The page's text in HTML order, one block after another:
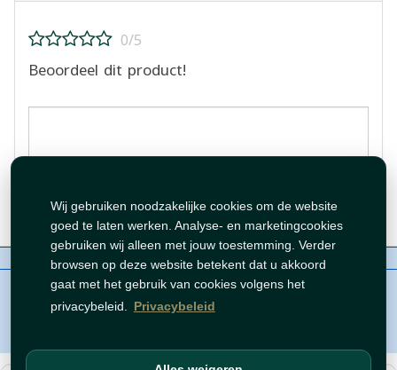
Wij gebruiken noodzakelijke cookies om de website
goed te laten werken. Analyse- en marketingcookies
gebruiken wij alleen met jouw toestemming. Verder
browsen op deze website betekent dat u akkoord
gaat met het gebruik van cookies volgens het
privacybeleid. Privacybeleid
0/5
Beoordeel dit product!
Beoordeling plaatsen
Over ons Beleid
WhatsAppen
auteursrechten©Tawfeer 2018-2026